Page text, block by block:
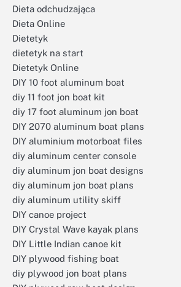
Dieta odchudzająca
Dieta Online
Dietetyk
dietetyk na start
Dietetyk Online
DIY 10 foot aluminum boat
diy 11 foot jon boat kit
diy 17 foot aluminum jon boat
DIY 2070 aluminum boat plans
DIY aluminium motorboat files
diy aluminum center console
diy aluminum jon boat designs
diy aluminum jon boat plans
diy aluminum utility skiff
DIY canoe project
DIY Crystal Wave kayak plans
DIY Little Indian canoe kit
DIY plywood fishing boat
diy plywood jon boat plans